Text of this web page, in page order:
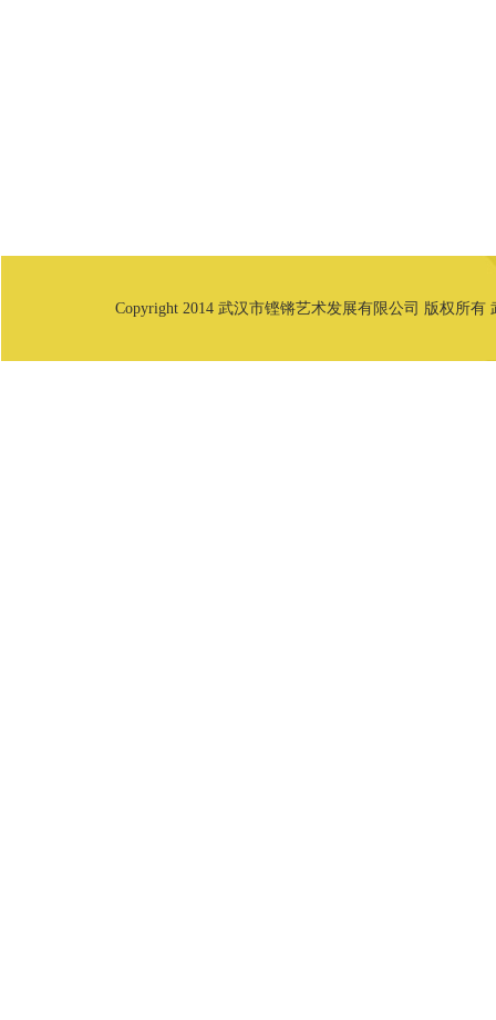
Copyright 2014 武汉市铿锵艺术发展有限公司 版权所